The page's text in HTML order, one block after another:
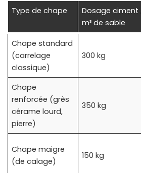
Type de chape
Dosage ciment
m³ de sable
Chape standard
(carrelage
classique)
300 kg
Chape
renforcée (grès
cérame lourd,
pierre)
350 kg
Chape maigre
(de calage)
150 kg